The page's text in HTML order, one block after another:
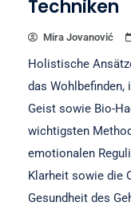
Techniken
Mira Jovanović
Holistische
das Wohlbefinden,
Geist sowie Bio-
wichtigsten
emotionalen
Klarheit sowie die
Gesundheit des